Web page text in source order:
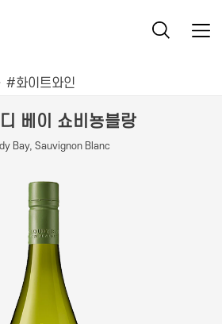
#화이트와인
베이 쇼비뇽블랑
Bay, Sauvignon Blanc